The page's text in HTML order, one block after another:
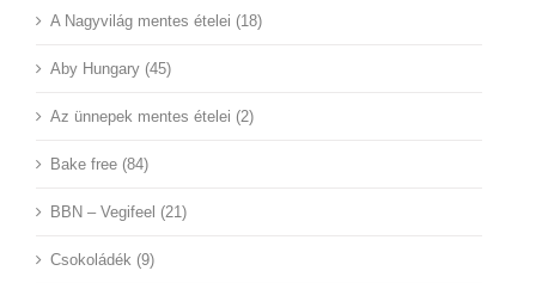
A Nagyvilág mentes ételei (18)
Aby Hungary (45)
Az ünnepek mentes ételei (2)
Bake free (84)
BBN – Vegifeel (21)
Csokoládék (9)